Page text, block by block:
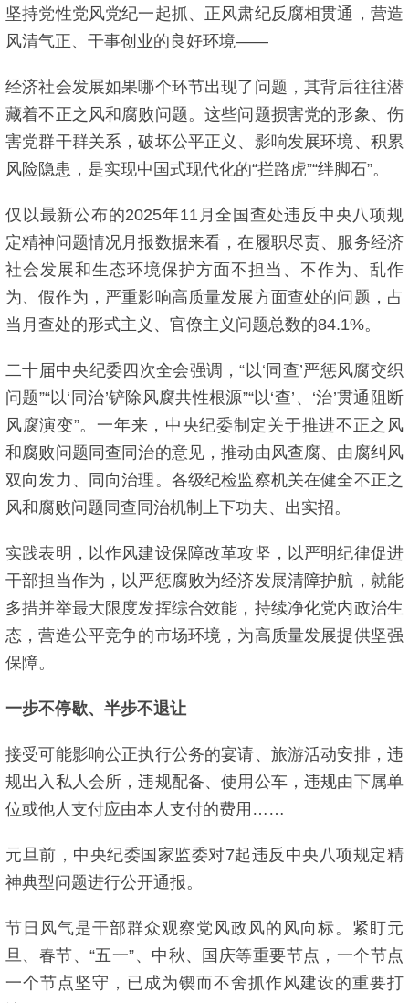
坚持党性党风党纪一起抓、正风肃纪反腐相贯通，营造
风清气正、干事创业的良好环境——
经济社会发展如果哪个环节出现了问题，其背后往往潜
藏着不正之风和腐败问题。这些问题损害党的形象、伤
害党群干群关系，破坏公平正义、影响发展环境、积累
风险隐患，是实现中国式现代化的“拦路虎”“绊脚石”。
仅以最新公布的2025年11月全国查处违反中央八项规
定精神问题情况月报数据来看，在履职尽责、服务经济
社会发展和生态环境保护方面不担当、不作为、乱作
为、假作为，严重影响高质量发展方面查处的问题，占
当月查处的形式主义、官僚主义问题总数的84.1%。
二十届中央纪委四次全会强调，“以‘同查’严惩风腐交织
问题”“以‘同治’铲除风腐共性根源”“以‘查’、‘治’贯通阻断
风腐演变”。一年来，中央纪委制定关于推进不正之风
和腐败问题同查同治的意见，推动由风查腐、由腐纠风
双向发力、同向治理。各级纪检监察机关在健全不正之
风和腐败问题同查同治机制上下功夫、出实招。
实践表明，以作风建设保障改革攻坚，以严明纪律促进
干部担当作为，以严惩腐败为经济发展清障护航，就能
多措并举最大限度发挥综合效能，持续净化党内政治生
态，营造公平竞争的市场环境，为高质量发展提供坚强
保障。
一步不停歇、半步不退让
接受可能影响公正执行公务的宴请、旅游活动安排，违
规出入私人会所，违规配备、使用公车，违规由下属单
位或他人支付应由本人支付的费用……
元旦前，中央纪委国家监委对7起违反中央八项规定精
神典型问题进行公开通报。
节日风气是干部群众观察党风政风的风向标。紧盯元
旦、春节、“五一”、中秋、国庆等重要节点，一个节点
一个节点坚守，已成为锲而不舍抓作风建设的重要打